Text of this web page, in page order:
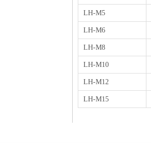
LH-M5
LH-M6
LH-M8
LH-M10
LH-M12
LH-M15